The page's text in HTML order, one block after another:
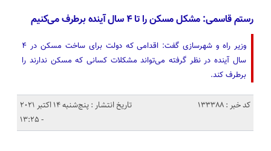
رستم قاسمی: مشکل مسکن را تا ۴ سال آینده برطرف می‌کنیم
وزیر راه و شهرسازی گفت: اقدامی که دولت برای ساخت مسکن در ۴
سال آینده در نظر گرفته می‌تواند مشکلات کسانی که مسکن ندارند را
برطرف کند.
کد خبر : 133388
تاریخ انتشار : پنج‌شنبه 14 اکتبر 2021
- 13:25